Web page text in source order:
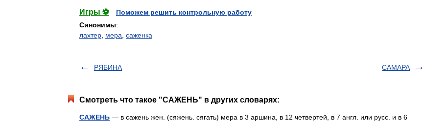
Игры ⚽
Поможем решить контрольную работу
Синонимы:
лахтер мера саженка
РЯБИНА САМАРА
Смотреть что такое "САЖЕНЬ" в других словарях:
САЖЕНЬ — в сажень жен. (сяжень. сягать) мера в 3 аршина, в 12 четвертей, в 7 англ. или русс. и в 6